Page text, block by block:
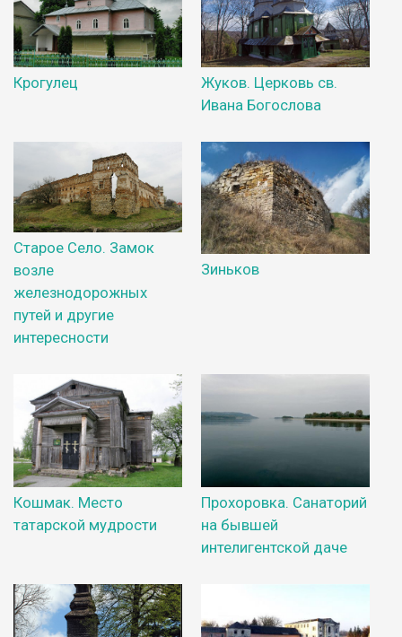
Крогулец
Жуков. Церковь св.
Ивана Богослова
Старое Село. Замок
возле
железнодорожных
путей и другие
интересности
Зиньков
Кошмак. Место
татарской мудрости
Прохоровка. Санаторий
на бывшей
интелигентской даче